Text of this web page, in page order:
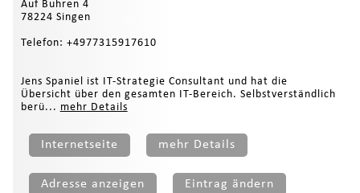
Auf Buhren 4
78224 Singen
Telefon: +4977315917610
Jens Spaniel ist IT-Strategie Consultant und hat die
Übersicht über den gesamten IT-Bereich. Selbstverständlich
berü... mehr Details
Internetseite mehr Details
Adresse anzeigen Eintrag ändern